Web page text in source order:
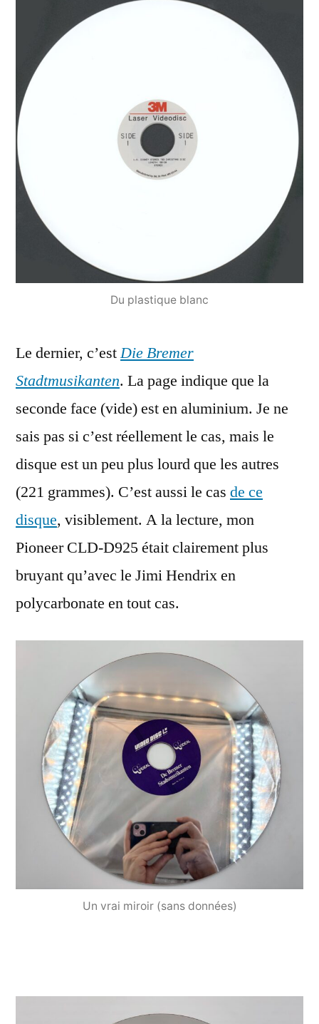
Du plastique blanc
Le dernier, c’estDie Bremer
Stadtmusikanten. La page indique que la
seconde face (vide) est en aluminium. Je ne
sais pas si c’est réellement le cas, mais le
disque est un peu plus lourd que les autres
(221 grammes). C’est aussi le cas de ce
disque, visiblement. A la lecture, mon
Pioneer CLD-D925 était clairement plus
bruyant qu’avec le Jimi Hendrix en
polycarbonate en tout cas.
Un vrai miroir (sans données)